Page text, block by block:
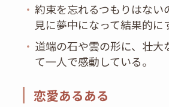
・ 約束を忘れるつもりはない
見に夢中になって結果的に
・ 道端の石や雲の形に、壮大
て一人で感動している。
恋愛あるある